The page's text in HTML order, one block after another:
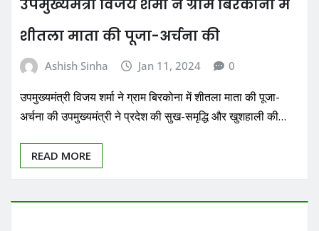
उपमुख्यमंत्री विजय शर्मा ने ग्राम बिरकोना में
शीतला माता की पूजा-अर्चना की
Ashish Sinha Jan 11, 2024 0
उपमुख्यमंत्री विजय शर्मा ने ग्राम बिरकोना में शीतला माता की पूजा-
अर्चना की उपमुख्यमंत्री ने प्रदेश की सुख-समृद्धि और खुशहाली की…
READ MORE